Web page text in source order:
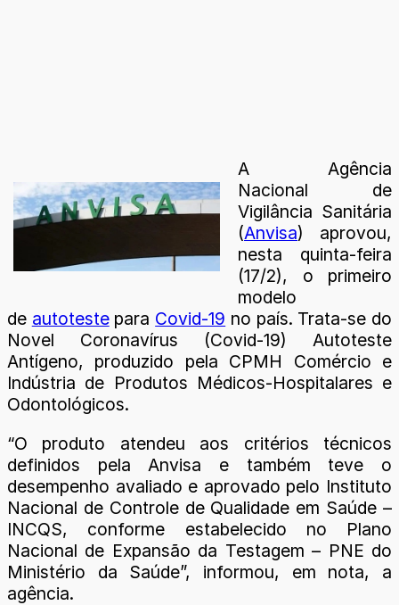
A Agência
Nacional de
Vigilância Sanitária
(Anvisa) aprovou,
nesta quinta-feira
(17/2), o primeiro
modelo
de autotestepara Covid-19 no país. Trata-se do
Novel Coronavírus (Covid-19) Autoteste
Antígeno, produzido pela CPMH Comércio e
Indústria de Produtos Médicos-Hospitalares e
Odontológicos.
“O produto atendeu aos critérios técnicos
definidos pela Anvisa e também teve o
desempenho avaliado e aprovado pelo Instituto
Nacional de Controle de Qualidade em Saúde –
INCQS, conforme estabelecido no Plano
Nacional de Expansão da Testagem – PNE do
Ministério da Saúde”, informou, em nota, a
agência.